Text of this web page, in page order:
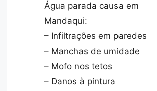
Água parada causa em
Mandaqui:
– Infiltrações em paredes
– Manchas de umidade
– Mofo nos tetos
– Danos à pintura